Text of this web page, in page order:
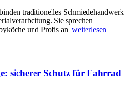
traditionelles Schmiedehandwerk
Sie sprechen
und Profis an. weiterlesen
sicherer Schutz für Fahrrad